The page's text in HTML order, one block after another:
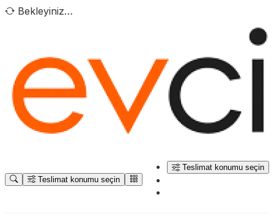
Bekleyiniz…
Teslimat konumu seçin
Teslimat konumu seçin